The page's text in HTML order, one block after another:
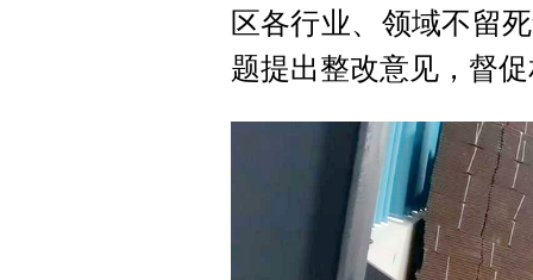
区各行业、领域不留
题提出整改意见，督